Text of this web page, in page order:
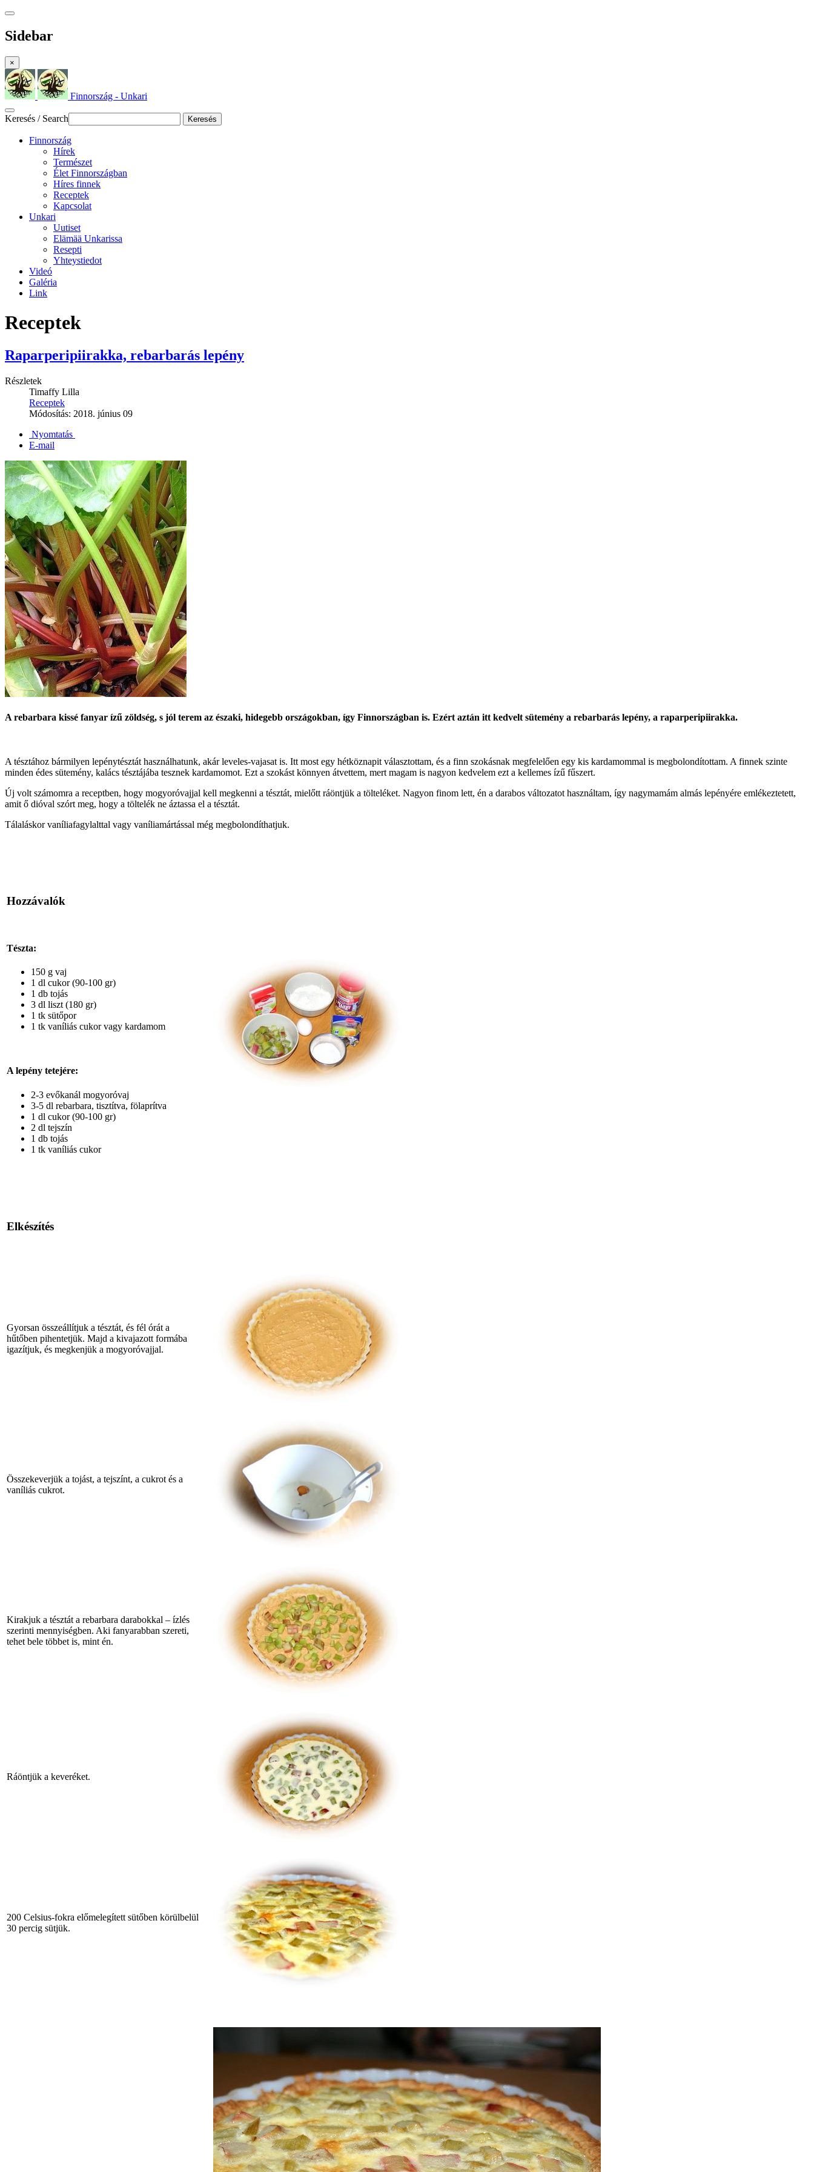
Sidebar
×
Finnország - Unkari
Keresés / Search Keresés
Finnország
Hírek
Természet
Élet Finnországban
Híres finnek
Receptek
Kapcsolat
Unkari
Uutiset
Elämää Unkarissa
Resepti
Yhteystiedot
Videó
Galéria
Link
Receptek
Raparperipiirakka, rebarbarás lepény
Részletek
Timaffy Lilla
Receptek
Módosítás: 2018. június 09
Nyomtatás
E-mail
A rebarbara kissé fanyar ízű zöldség, s jól terem az északi, hidegebb országokban, így Finnországban is. Ezért aztán itt kedvelt sütemény a rebarbarás lepény, a raparperipiirakka.
A tésztához bármilyen lepénytésztát használhatunk, akár leveles-vajasat is. Itt most egy hétköznapit választottam, és a finn szokásnak megfelelően egy kis kardamommal is megbolondítottam. A finnek szinte
minden édes sütemény, kalács tésztájába tesznek kardamomot. Ezt a szokást könnyen átvettem, mert magam is nagyon kedvelem ezt a kellemes ízű fűszert.
Új volt számomra a receptben, hogy mogyoróvajjal kell megkenni a tésztát, mielőtt ráöntjük a tölteléket. Nagyon finom lett, én a darabos változatot használtam, így nagymamám almás lepényére emlékeztetett,
amit ő dióval szórt meg, hogy a töltelék ne áztassa el a tésztát.
Tálaláskor vaníliafagylalttal vagy vaníliamártással még megbolondíthatjuk.
Hozzávalók
Tészta:
150 g vaj
1 dl cukor (90-100 gr)
1 db tojás
3 dl liszt (180 gr)
1 tk sütőpor
1 tk vaníliás cukor vagy kardamom
A lepény tetejére:
2-3 evőkanál mogyoróvaj
3-5 dl rebarbara, tisztítva, fölaprítva
1 dl cukor(90-100 gr)
2 dl tejszín
1 db tojás
1 tk vaníliás cukor
Elkészítés
Gyorsan összeállítjuk a tésztát, és fél órát a
hűtőben pihentetjük. Majd a kivajazott formába
igazítjuk, és megkenjük a mogyoróvajjal.
Összekeverjük a tojást, a tejszínt, a cukrot és a
vaníliás cukrot.
Kirakjuk a tésztát a rebarbara darabokkal – ízlés
szerinti mennyiségben. Aki fanyarabban szereti,
tehet bele többet is, mint én.
Ráöntjük a keveréket.
200 Celsius-fokra előmelegített sütőben körülbelül
30 percig sütjük.